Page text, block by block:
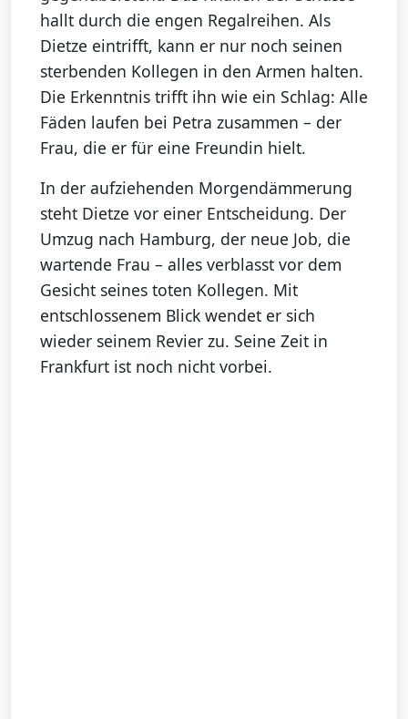
hallt durch die engen Regalreihen. Als
Dietze eintrifft, kann er nur noch seinen
sterbenden Kollegen in den Armen halten.
Die Erkenntnis trifft ihn wie ein Schlag: Alle
Fäden laufen bei Petra zusammen – der
Frau, die er für eine Freundin hielt.
In der aufziehenden Morgendämmerung
steht Dietze vor einer Entscheidung. Der
Umzug nach Hamburg, der neue Job, die
wartende Frau – alles verblasst vor dem
Gesicht seines toten Kollegen. Mit
entschlossenem Blick wendet er sich
wieder seinem Revier zu. Seine Zeit in
Frankfurt ist noch nicht vorbei.